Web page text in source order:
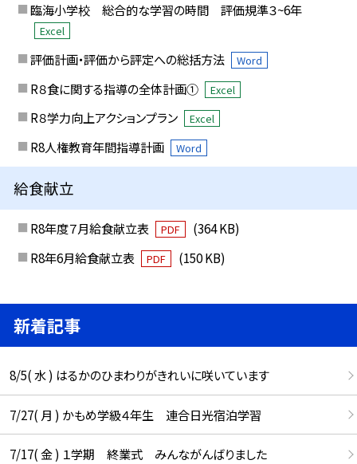
臨海小学校 総合的な学習の時間 評価規準３~6年
Excel
評価計画・評価から評定への総括方法 Word
R８食に関する指導の全体計画① Excel
R８学力向上アクションプラン Excel
R8人権教育年間指導計画 Word
給食献立
R8年度７月給食献立表 PDF
(364 KB)
R8年6月給食献立表
PDF (150 KB)
新着記事
8/5( 水 ) はるかのひまわりがきれいに咲いています
7/27( 月 ) かもめ学級４年生 連合日光宿泊学習
7/17( 金 ) １学期 終業式 みんながんばりました